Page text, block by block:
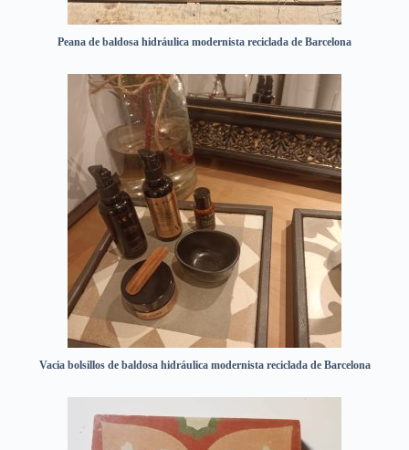
Peana de baldosa hidráulica modernista reciclada de Barcelona
Vacia bolsillos de baldosa hidráulica modernista reciclada de Barcelona